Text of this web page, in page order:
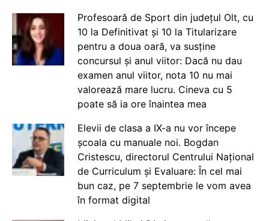
Profesoară de Sport din județul Olt, cu
10 la Definitivat și 10 la Titularizare
pentru a doua oară, va susține
concursul și anul viitor: Dacă nu dau
examen anul viitor, nota 10 nu mai
valorează mare lucru. Cineva cu 5
poate să ia ore înaintea mea
Elevii de clasa a IX-a nu vor începe
școala cu manuale noi. Bogdan
Cristescu, directorul Centrului Național
de Curriculum și Evaluare: În cel mai
bun caz, pe 7 septembrie le vom avea
în format digital